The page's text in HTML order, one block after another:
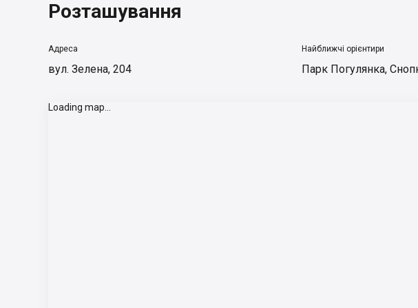
Розташування
Адреса
вул. Зелена, 204
Найближчі орієнтири
Парк Погулянка,
Loading map...